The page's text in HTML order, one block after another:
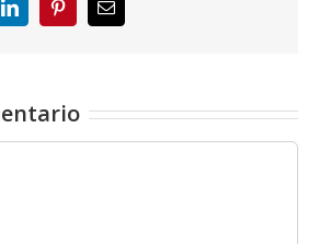
LinkedInPinterestCorreo
electrónico